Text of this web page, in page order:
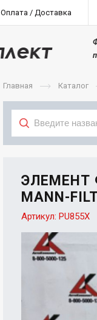
Оплата / Доставка
Главная Каталог
ЭЛЕМЕНТ
MANN-
Артикул: PU855X